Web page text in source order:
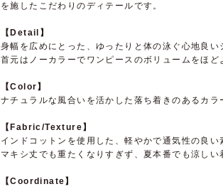
を施したこだわりのディテールです。
【Detail】
身幅を広めにとった、ゆったりと体の泳ぐ心地良い
首元はノーカラーでワンピースのボリュームをほど
【Color】
ナチュラルな風合いを活かした落ち着きのあるカラ
【Fabric/Texture】
インドコットンを使用した、軽やかで通気性の良い
マキシ丈でも重たくなりすぎず、夏本番でも涼しい
【Coordinate】